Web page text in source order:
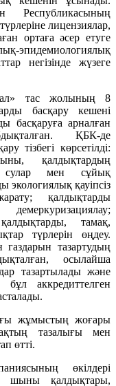
Республикасының
лицензиялар,
ортаға әсер етуге
эпидемиологиялық
негізінде жүзеге
тас жолының 8
басқару кешені
басқаруға арналған
ҚБК-де
тізбегі көрсетілді:
қалдықтардың
сулар мен сұйық
экологиялық қауіпсіз
қалдықтарды
тамақ,
түрлерін өңдеу.
тазартудың
осылайша
тазартылады және
аккредиттелген
жұмыстың жоғары
тазалығы мен
өтті.
өкілдері
шыны қалдықтары,